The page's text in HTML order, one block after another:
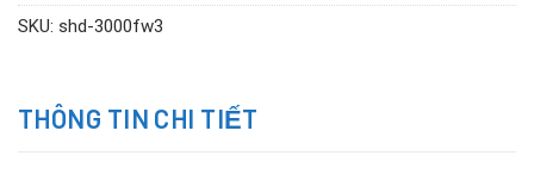
SKU: shd-3000fw3
THÔNG TIN CHI TIẾT